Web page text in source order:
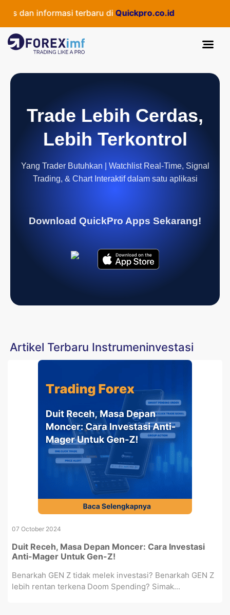
dan informasi terbaru diQuickpro.co.id
Trade Lebih Cerdas,
Lebih Terkontrol
Yang Trader Butuhkan | Watchlist Real-Time, Signal
Trading, & Chart Interaktif dalam satu aplikasi
Download QuickPro Apps Sekarang!
Artikel Terbaru Instrumeninvestasi
07 October 2024
Duit Receh, Masa Depan Moncer: Cara Investasi
Anti-Mager Untuk Gen-Z!
Benarkah GEN Z tidak melek investasi? Benarkah GEN Z
lebih rentan terkena Doom Spending? Simak...